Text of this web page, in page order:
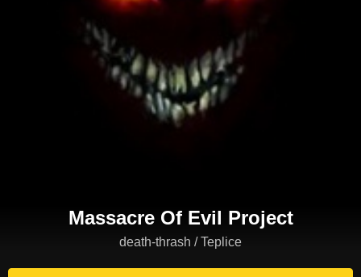
Massacre Of Evil Project
death-thrash / Teplice